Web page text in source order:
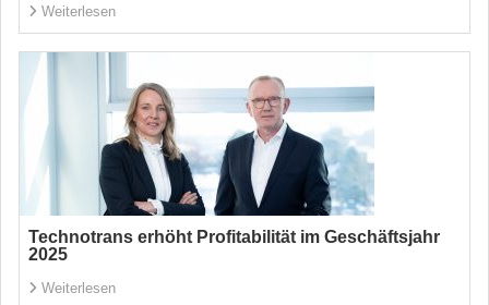
Weiterlesen
Technotrans erhöht Profitabilität im Geschäftsjahr
2025
Weiterlesen